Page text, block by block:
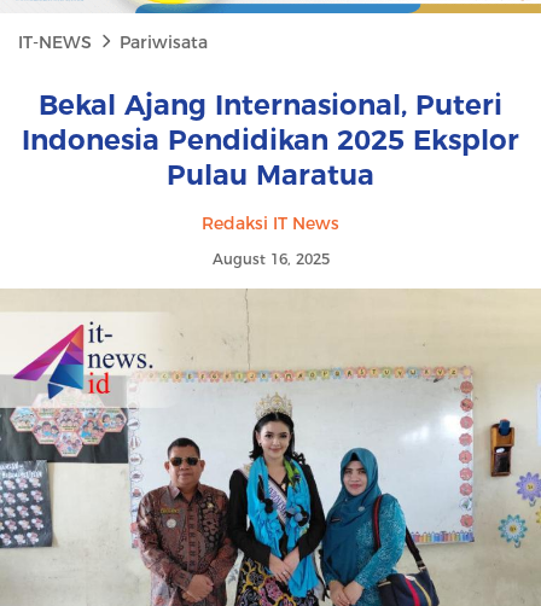
IT-NEWS Pariwisata
Bekal Ajang Internasional, Puteri
Indonesia Pendidikan 2025 Eksplor
Pulau Maratua
Redaksi IT News
August 16, 2025